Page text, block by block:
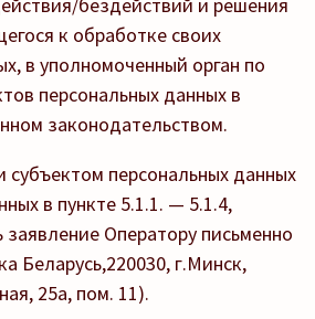
к обработке своих
в уполномоченный орган по
персональных данных в
законодательством.
субъектом персональных данных
в пункте 5.1.1. — 5.1.4,
Оператору письменно
Беларусь,220030, г.Минск,
25а, пом. 11).